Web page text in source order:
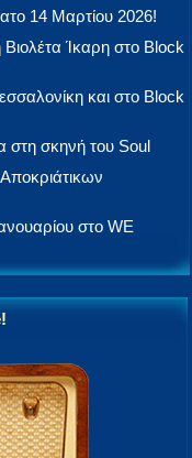
14 Μαρτίου 2026!
Ίκαρη στο Block
και στο Block
σκηνή του Soul
στο WE